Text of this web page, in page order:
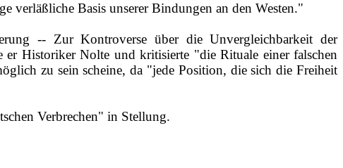
verläßliche Basis unserer Bindungen an den Westen."
‑‑ Zur Kontroverse über die Unvergleichbarkeit der
Historiker Nolte und kritisierte "die Rituale einer falschen
zu sein scheine, da "jede Position, die sich die Freiheit
Verbrechen" in Stellung.